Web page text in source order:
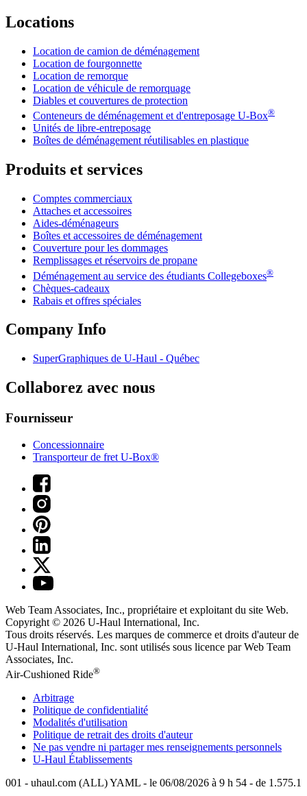
Locations
Location de camion de déménagement
Location de fourgonnette
Location de remorque
Location de véhicule de remorquage
Diables et couvertures de protection
Conteneurs de déménagement et d'entreposage U-Box®
Unités de libre-entreposage
Boîtes de déménagement réutilisables en plastique
Produits et services
Comptes commerciaux
Attaches et accessoires
Aides-déménageurs
Boîtes et accessoires de déménagement
Couverture pour les dommages
Remplissages et réservoirs de propane
Déménagement au service des étudiants Collegeboxes®
Chèques-cadeaux
Rabais et offres spéciales
Company Info
SuperGraphiques de U-Haul - Québec
Collaborez avec nous
Fournisseur
Concessionnaire
Transporteur de fret U-Box®
Web Team Associates, Inc., propriétaire et exploitant du site Web.
Copyright © 2026 U-Haul International, Inc.
Tous droits réservés. Les marques de commerce et droits d'auteur de
U-Haul International, Inc. sont utilisés sous licence par Web Team
Associates, Inc.
Air-Cushioned Ride®
Arbitrage
Politique de confidentialité
Modalités d'utilisation
Politique de retrait des droits d'auteur
Ne pas vendre ni partager mes renseignements personnels
U-Haul Établissements
001 - uhaul.com (ALL) YAML - le 06/08/2026 à 9 h 54 - de 1.575.1